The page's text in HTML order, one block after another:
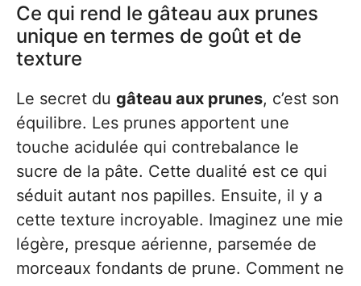
Ce qui rend le gâteau aux prunes
unique en termes de goût et de
texture
Le secret du gâteau aux prunes, c’est son
équilibre. Les prunes apportent une
touche acidulée qui contrebalance le
sucre de la pâte. Cette dualité est ce qui
séduit autant nos papilles. Ensuite, il y a
cette texture incroyable. Imaginez une mie
légère, presque aérienne, parsemée de
morceaux fondants de prune. Comment ne